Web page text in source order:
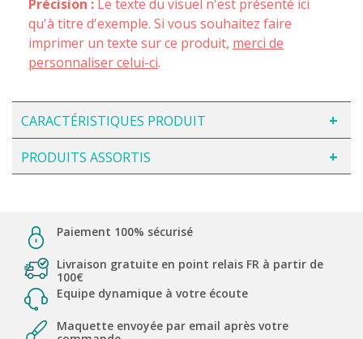
Précision : Le texte du visuel n'est présenté ici
qu'à titre d'exemple. Si vous souhaitez faire
imprimer un texte sur ce produit, merci de
personnaliser celui-ci.
CARACTÉRISTIQUES PRODUIT
PRODUITS ASSORTIS
Paiement 100% sécurisé
Livraison gratuite en point relais FR à partir de
100€
Equipe dynamique à votre écoute
Maquette envoyée par email après votre